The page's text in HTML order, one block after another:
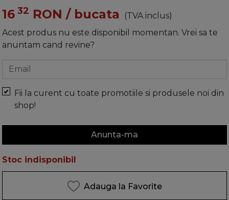
16 32 RON / bucata
(TVA inclus)
Acest produs nu este disponibil momentan. Vrei sa te
anuntam cand revine?
Email
Fii la curent cu toate promotiile si produsele noi din
shop!
Anunta-ma
Stoc indisponibil
Adauga la Favorite